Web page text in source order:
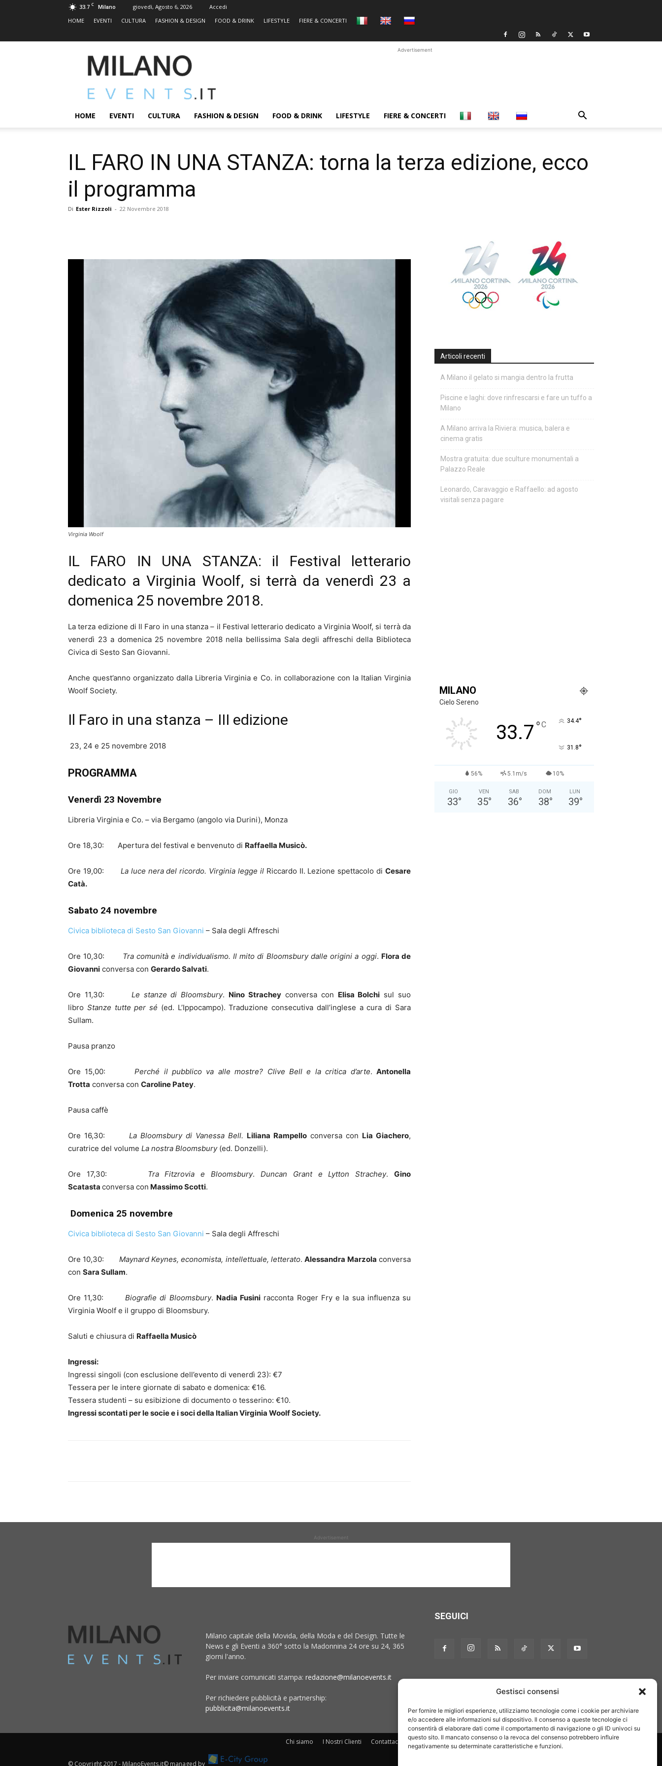
Gestisci consensi
Per fornire le migliori esperienze, utilizziamo tecnologie come i cookie per archiviare
e/o accedere alle informazioni sul dispositivo. Il consenso a queste tecnologie ci
consentirà di elaborare dati come il comportamento di navigazione o gli ID univoci su
questo sito. Il mancato consenso o la revoca del consenso potrebbero influire
negativamente su determinate caratteristiche e funzioni.
33.7 C Milano giovedì, Agosto 6, 2026
Accedi
HOME
EVENTI CULTURA FASHION & DESIGN FOOD & DRINK LIFESTYLE FIERE & CONCERTI
MILANOEVENTS.IT
|
2.0
ed
Eventi
Advertisement
HOME EVENTI CULTURA FASHION & DESIGN FOOD & DRINK LIFESTYLE FIERE & CONCERTI
IL FARO IN UNA STANZA: torna la terza edizione, ecco
il programma
Di Ester Rizzoli - 22 Novembre 2018
Virginia Woolf
IL FARO IN UNA STANZA: il Festival letterario
dedicato a Virginia Woolf, si terrà da venerdì 23 a
domenica 25 novembre 2018.
La terza edizione di Il Faro in una stanza – il Festival letterario dedicato a Virginia Woolf, si terrà da
venerdì 23 a domenica 25 novembre 2018 nella bellissima Sala degli affreschi della Biblioteca
Civica di Sesto San Giovanni.
Anche quest’anno organizzato dalla Libreria Virginia e Co. in collaborazione con la Italian Virginia
Woolf Society.
Il Faro in una stanza – III edizione
23, 24 e 25 novembre 2018
PROGRAMMA
Venerdì 23 Novembre
Libreria Virginia e Co. – via Bergamo (angolo via Durini), Monza
Ore 18,30: Apertura del festival e benvenuto di Raffaella Musicò.
Ore 19,00: La luce nera del ricordo. Virginia legge il Riccardo II. Lezione spettacolo diCesare
Catà.
Sabato 24 novembre
Civica biblioteca di Sesto San Giovanni – Sala degli Affreschi
Ore 10,30: Tra comunità e individualismo. Il mito di Bloomsbury dalle origini a oggi. Flora de
Giovanni conversa con Gerardo Salvati.
Ore 11,30: Le stanze di Bloomsbury. Nino Stracheyconversa con Elisa Bolchi sul suo
libro Stanze tutte per sé (ed. L’Ippocampo). Traduzione consecutiva dall’inglese a cura di Sara
Sullam.
Pausa pranzo
Ore 15,00:Perché il pubblico va alle mostre? Clive Bell e la critica d’arte.Antonella
Trotta conversa con Caroline Patey.
Pausa caffè
Ore 16,30: La Bloomsbury di Vanessa Bell. Liliana Rampello conversa con Lia Giachero,
curatrice del volume La nostra Bloomsbury(ed. Donzelli).
Ore 17,30: Tra Fitzrovia e Bloomsbury. Duncan Grant e Lytton Strachey.Gino
Scatasta conversa con Massimo Scotti.
Domenica 25 novembre
Civica biblioteca di Sesto San Giovanni – Sala degli Affreschi
Ore 10,30: Maynard Keynes, economista, intellettuale, letterato.Alessandra Marzola conversa
con Sara Sullam.
Ore 11,30: Biografie di Bloomsbury. Nadia Fusini racconta Roger Fry e la sua influenza su
Virginia Woolf e il gruppo di Bloomsbury.
Saluti e chiusura di Raffaella Musicò
Ingressi:
Ingressi singoli (con esclusione dell’evento di venerdì 23): €7
Tessera per le intere giornate di sabato e domenica: €16.
Tessera studenti – su esibizione di documento o tesserino: €10.
Ingressi scontati per le socie e i soci della Italian Virginia Woolf Society.
Articoli recenti
A Milano il gelato si mangia dentro la frutta
Piscine e laghi: dove rinfrescarsi e fare un tuffo a
Milano
A Milano arriva la Riviera: musica, balera e
cinema gratis
Mostra gratuita: due sculture monumentali a
Palazzo Reale
Leonardo, Caravaggio e Raffaello: ad agosto
visitali senza pagare
MILANO
Cielo Sereno
33.7°C 34.4°
31.8°
56% 5.1m/s 10%
GIO
33°
VEN
35°
SAB
36°
DOM
38°
LUN
39°
Advertisement
Milano capitale della Movida, della Moda e del Design. Tutte le
News e gli Eventi a 360° sotto la Madonnina 24 ore su 24, 365
giorni l'anno.
Per inviare comunicati stampa: redazione@milanoevents.it
Per richiedere pubblicità e partnership:
pubblicita@milanoevents.it
SEGUICI
Chi siamo I Nostri Clienti Contattaci Collabora con noi Pubblicità Privacy policy Linee editoriali
© Copyright 2017 - MilanoEvents.it© managed by